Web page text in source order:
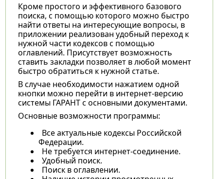
Кроме простого и эффективного базового
поиска, с помощью которого можно быстро
найти ответы на интересующие вопросы, в
приложении реализован удобный переход к
нужной части кодексов с помощью
оглавлений. Присутствует возможность
ставить закладки позволяет в любой момент
быстро обратиться к нужной статье.
В случае необходимости нажатием одной
кнопки можно перейти в интернет-версию
системы ГАРАНТ с основными документами.
Основные возможности программы:
Все актуальные кодексы Российской
Федерации.
Не требуется интернет-соединение.
Удобный поиск.
Поиск в оглавлении.